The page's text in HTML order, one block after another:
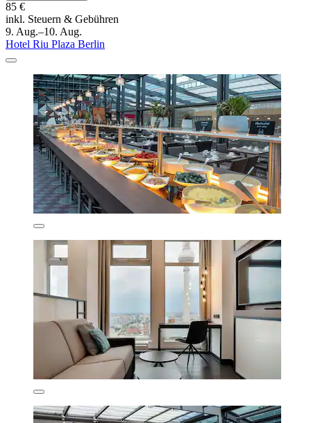
85 €
inkl. Steuern & Gebühren
9. Aug.–10. Aug.
Hotel Riu Plaza Berlin